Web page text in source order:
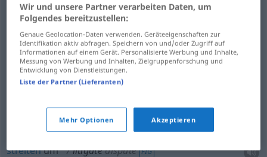
prozessieren um,streitenum, zum
eines Prozessesmachen litigate JUR make the
subject of a lawsuit
bestreiten,anfechten litigate JUR contest
streitenum litigatedispute FIG
Wir und unsere Partner verarbeiten Daten, um
Folgendes bereitzustellen:
Genaue Geolocation-Daten verwenden. Geräteeigenschaften zur
Identifikation aktiv abfragen. Speichern von und/oder Zugriff auf
Informationen auf einem Gerät. Personalisierte Werbung und Inhalte,
Messung von Werbung und Inhalten, Zielgruppenforschung und
Entwicklung von Dienstleistungen.
Liste der Partner (Lieferanten)
Mehr Optionen Akzeptieren